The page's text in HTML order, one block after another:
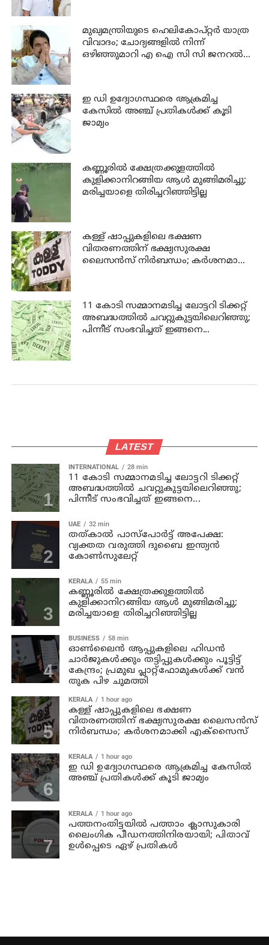
മുഖ്യമന്ത്രിയുടെ ഹെലികോപ്റ്റർ യാത്ര
വിവാദം; ചോദ്യങ്ങളിൽ നിന്ന്
ഒഴിഞ്ഞുമാറി എ ഐ സി സി ജനറൽ
ഇ ഡി ഉദ്യോഗസ്ഥരെ ആക്രമിച്ച
കേസില്‍ അഞ്ച് പ്രതികള്‍ക്ക് കൂടി
ജാമ്യം
കണ്ണൂരില്‍ ക്ഷേത്രക്കുളത്തില്‍
കുളിക്കാനിറങ്ങിയ ആള്‍ മുങ്ങിമരിച്ചു;
മരിച്ചയാളെ തിരിച്ചറിഞ്ഞിട്ടില്ല
കള്ള് ഷാപ്പുകളിലെ ഭക്ഷണ
വിതരണത്തിന് ഭക്ഷ്യസുരക്ഷ
ലൈസന്‍സ് നിര്‍ബന്ധം; കര്‍ശനമാക്കി
11 കോടി സമ്മാനമടിച്ച ലോട്ടറി ടിക്കറ്റ്
അബദ്ധത്തിൽ ചവറ്റുകുട്ടയിലെറിഞ്ഞു;
പിന്നീട് സംഭവിച്ചത് ഇങ്ങനെ...
LATEST
INTERNATIONAL 28 min
11 കോടി സമ്മാനമടിച്ച ലോട്ടറി ടിക്കറ്റ്
അബദ്ധത്തിൽ ചവറ്റുകുട്ടയിലെറിഞ്ഞു;
പിന്നീട് സംഭവിച്ചത് ഇങ്ങനെ...
UAE 32 min
തത്കാൽ പാസ്പോർട്ട് അപേക്ഷ:
വ്യക്തത വരുത്തി ദുബൈ ഇന്ത്യൻ
കോൺസുലേറ്റ്
KERALA 55 min
കണ്ണൂരില്‍ ക്ഷേത്രക്കുളത്തില്‍
കുളിക്കാനിറങ്ങിയ ആള്‍ മുങ്ങിമരിച്ചു;
മരിച്ചയാളെ തിരിച്ചറിഞ്ഞിട്ടില്ല
BUSINESS 58 min
ഓൺലൈൻ ആപ്പുകളിലെ ഹിഡൻ
ചാർജുകൾക്കും തട്ടിപ്പുകൾക്കും പൂട്ടിട്ട്
കേന്ദ്രം; പ്രമുഖ പ്ലാറ്റ്‌ഫോമുകൾക്ക് വൻ
തുക പിഴ ചുമത്തി
KERALA 1 hour ago
കള്ള് ഷാപ്പുകളിലെ ഭക്ഷണ
വിതരണത്തിന് ഭക്ഷ്യസുരക്ഷ ലൈസന്‍സ്
നിര്‍ബന്ധം; കര്‍ശനമാക്കി എക്സൈസ്
KERALA 1 hour ago
ഇ ഡി ഉദ്യോഗസ്ഥരെ ആക്രമിച്ച കേസില്‍
അഞ്ച് പ്രതികള്‍ക്ക് കൂടി ജാമ്യം
KERALA 1 hour ago
പത്തനംതിട്ടയില്‍ പത്താം ക്ലാസുകാരി
ലൈംഗിക പീഡനത്തിനിരയായി; പിതാവ്
ഉള്‍പ്പെടെ ഏഴ് പ്രതികള്‍